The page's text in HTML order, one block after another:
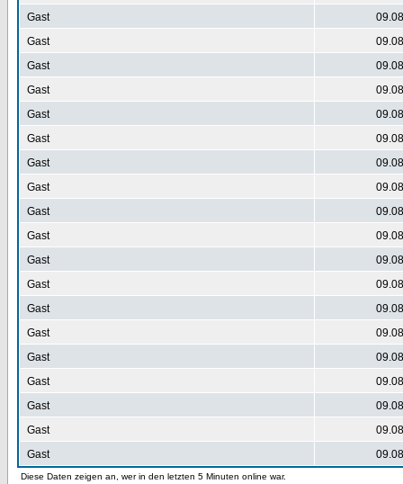
Gast
Gast
Gast
Gast
Gast
Gast
Gast
Gast
Gast
Gast
Gast
Gast
Gast
Gast
Gast
Gast
Gast
Gast
Gast
Diese Daten zeigen an, wer in den letzten 5 Minuten online war.